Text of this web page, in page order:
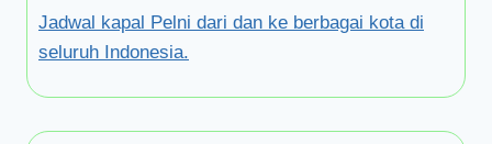
Jadwal kapal Pelni dari dan ke berbagai kota di
seluruh Indonesia.